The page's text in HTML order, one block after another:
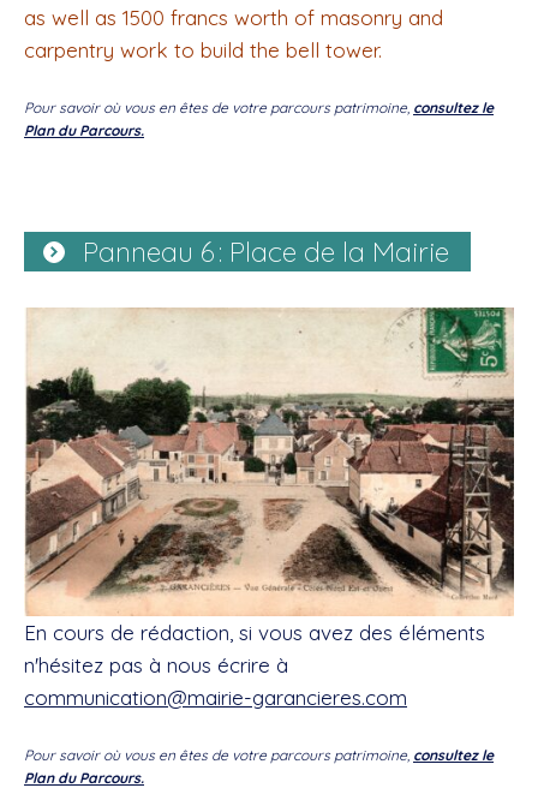
as well as 1500 francs worth of masonry and
carpentry work to build the bell tower.
Pour savoir où vous en êtes de votre parcours patrimoine, consultez le
Plan du Parcours.
Panneau 6 : Place de la Mairie
En cours de rédaction, si vous avez des éléments
n'hésitez pas à nous écrire à
communication@mairie-garancieres.com
Pour savoir où vous en êtes de votre parcours patrimoine, consultez le
Plan du Parcours.